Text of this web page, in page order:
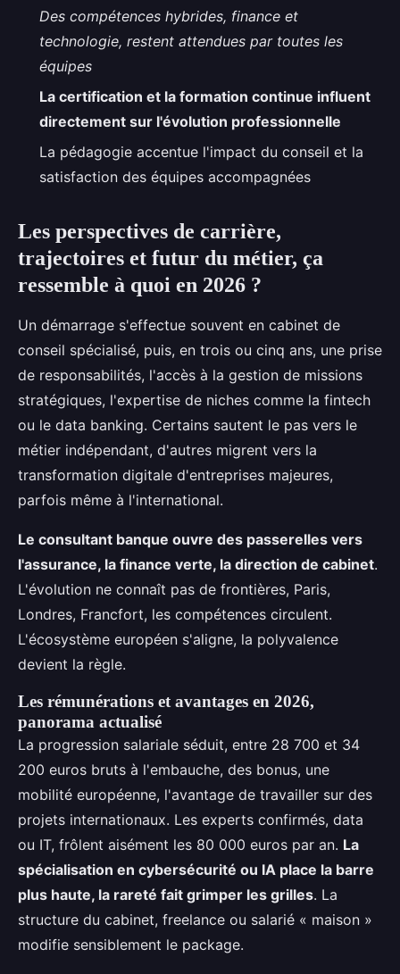
Des compétences hybrides, finance et
technologie, restent attendues par toutes les
équipes
La certification et la formation continue influent
directement sur l'évolution professionnelle
La pédagogie accentue l'impact du conseil et la
satisfaction des équipes accompagnées
Les perspectives de carrière,
trajectoires et futur du métier, ça
ressemble à quoi en 2026 ?
Un démarrage s'effectue souvent en cabinet de
conseil spécialisé, puis, en trois ou cinq ans, une prise
de responsabilités, l'accès à la gestion de missions
stratégiques, l'expertise de niches comme la fintech
ou le data banking. Certains sautent le pas vers le
métier indépendant, d'autres migrent vers la
transformation digitale d'entreprises majeures,
parfois même à l'international.
Le consultant banque ouvre des passerelles vers
l'assurance, la finance verte, la direction de cabinet.
L'évolution ne connaît pas de frontières, Paris,
Londres, Francfort, les compétences circulent.
L'écosystème européen s'aligne, la polyvalence
devient la règle.
Les rémunérations et avantages en 2026,
panorama actualisé
La progression salariale séduit, entre 28 700 et 34
200 euros bruts à l'embauche, des bonus, une
mobilité européenne, l'avantage de travailler sur des
projets internationaux. Les experts confirmés, data
ou IT, frôlent aisément les 80 000 euros par an. La
spécialisation en cybersécurité ou IA place la barre
plus haute, la rareté fait grimper les grilles. La
structure du cabinet, freelance ou salarié « maison »
modifie sensiblement le package.